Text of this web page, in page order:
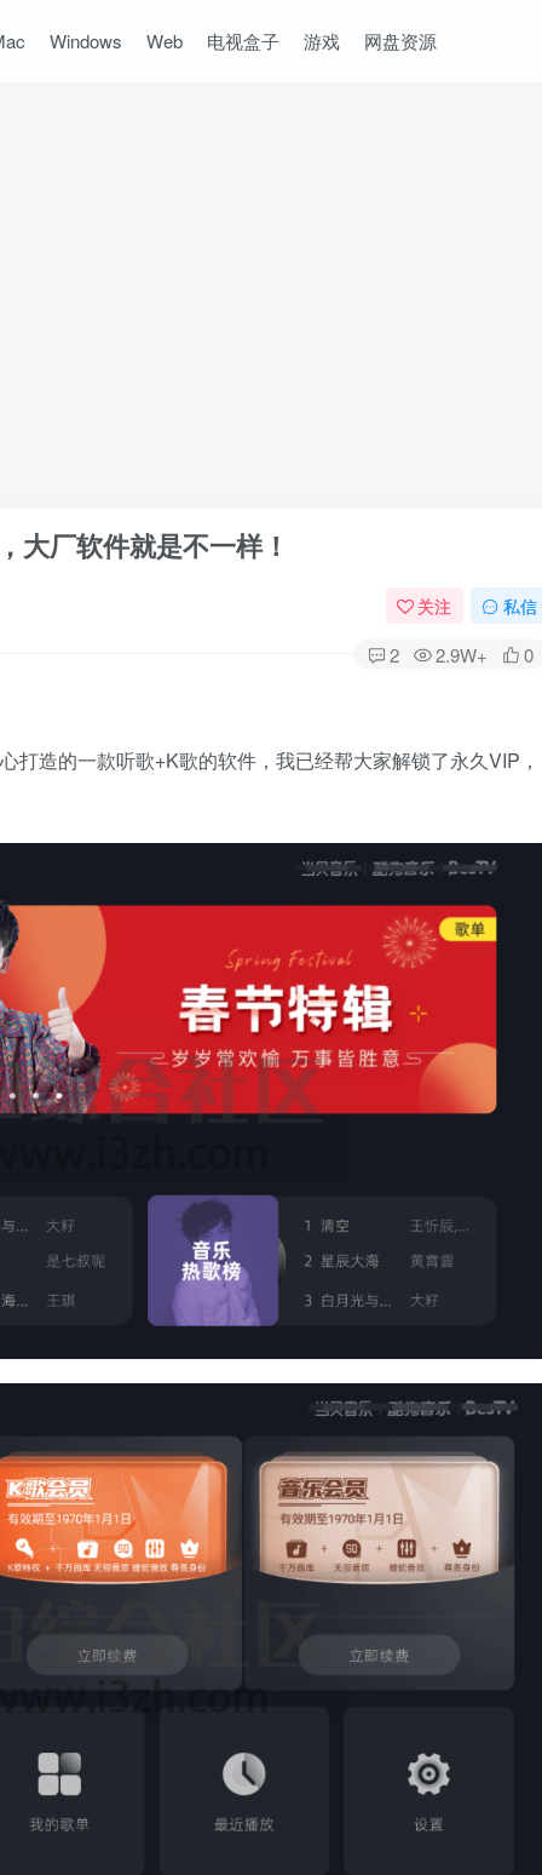
Windows Web 电视盒子 游戏 网盘资源
大厂软件就是不一样！
关注 私信
2 2.9W+ 0
打造的一款听歌+K歌的软件，我已经帮大家解锁了永久VIP，